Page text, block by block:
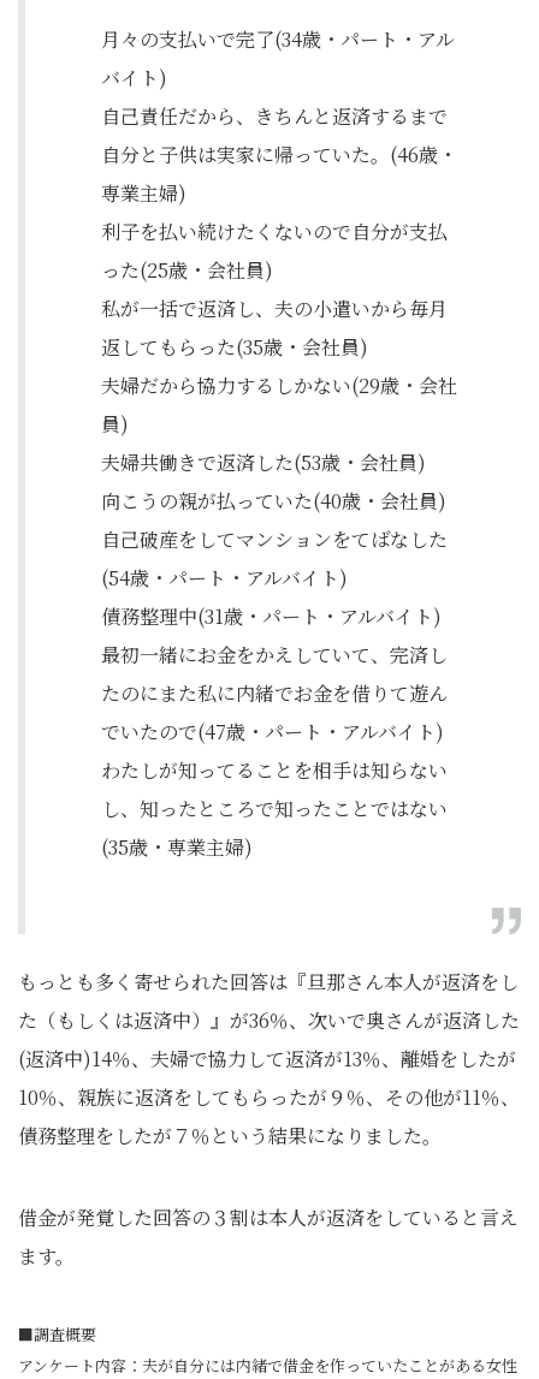
月々の支払いで完了(34歳・パート・アル
バイト)
自己責任だから、きちんと返済するまで
自分と子供は実家に帰っていた。(46歳・
専業主婦)
利子を払い続けたくないので自分が支払
った(25歳・会社員)
私が一括で返済し、夫の小遣いから毎月
返してもらった(35歳・会社員)
夫婦だから協力するしかない(29歳・会社
員)
夫婦共働きで返済した(53歳・会社員)
向こうの親が払っていた(40歳・会社員)
自己破産をしてマンションをてばなした
(54歳・パート・アルバイト)
債務整理中(31歳・パート・アルバイト)
最初一緒にお金をかえしていて、完済し
たのにまた私に内緒でお金を借りて遊ん
でいたので(47歳・パート・アルバイト)
わたしが知ってることを相手は知らない
し、知ったところで知ったことではない
(35歳・専業主婦)
もっとも多く寄せられた回答は『旦那さん本人が返済をし
た（もしくは返済中）』が36％、次いで奥さんが返済した
(返済中)14％、夫婦で協力して返済が13％、離婚をしたが
10％、親族に返済をしてもらったが９％、その他が11％、
債務整理をしたが７％という結果になりました。
借金が発覚した回答の３割は本人が返済をしていると言え
ます。
■調査概要
アンケート内容：夫が自分には内緒で借金を作っていたことがある女性